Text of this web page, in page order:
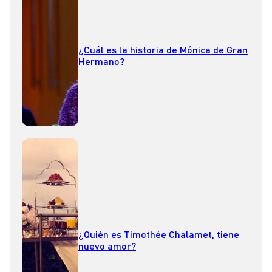
¿Cuál es la historia de Mónica de Gran
Hermano?
¿Quién es Timothée Chalamet, tiene
nuevo amor?